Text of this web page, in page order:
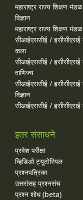
महाराष्ट्र राज्य शिक्षण
विज्ञान
महाराष्ट्र राज्य शिक्षण
सीआईएससीई / इसीसीएसई
कला
सीआईएससीई / इसीसीएसई
वाणिज्य
सीआईएससीई / इसीसीएसई
विज्ञान
सीआईएससीई / इसीसीएसई
इतर संसाधने
प्रवेश परीक्षा
व्हिडिओ ट्यूटोरियल
प्रश्नपत्रिका
उत्तरांसह प्रश्नसंच
प्रश्न शोध (beta)